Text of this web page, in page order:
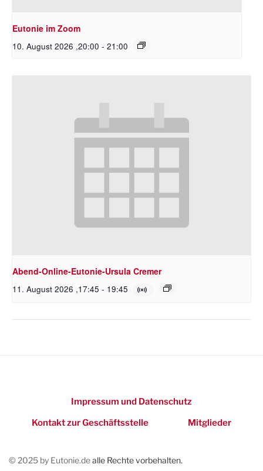
Eutonie im Zoom
10. August 2026 ,20:00 - 21:00
Abend-Online-Eutonie-Ursula Cremer
11. August 2026 ,17:45 - 19:45
Impressum und Datenschutz
Kontakt zur Geschäftsstelle
Mitglieder
© 2025 by Eutonie.dealle Rechte vorbehalten.